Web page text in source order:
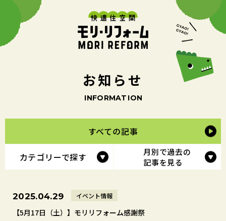
お知 らせ
INFORMAT ION
すべての記事
カテゴリーで探す
月別で過去の
記事を見る
2025.04.29 イベント情報
【5月17日（土）】モリリフォーム感謝祭